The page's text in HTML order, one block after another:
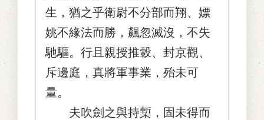
生，猶之乎衛尉不分部而翔、嫖
姚不緣法而勝，飆忽滅沒，不失
馳驅。行且親授推轂、封京觀、
斥邊庭，真將軍事業，殆未可
量。
夫吹劍之與持槧，固未得而